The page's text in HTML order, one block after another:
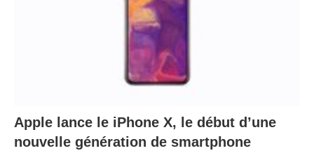
Apple lance le iPhone X, le début d’une
nouvelle génération de smartphone